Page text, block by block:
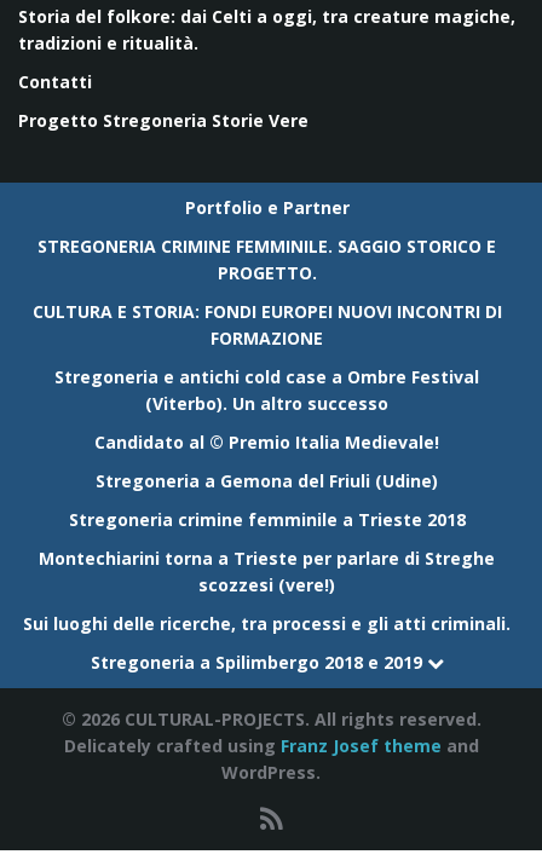
Storia del folkore: dai Celti a oggi, tra creature magiche,
tradizioni e ritualità.
Contatti
Progetto Stregoneria Storie Vere
Portfolio e Partner
STREGONERIA CRIMINE FEMMINILE. SAGGIO STORICO E
PROGETTO.
CULTURA E STORIA: FONDI EUROPEI NUOVI INCONTRI DI
FORMAZIONE
Stregoneria e antichi cold case a Ombre Festival
(Viterbo). Un altro successo
Candidato al © Premio Italia Medievale!
Stregoneria a Gemona del Friuli (Udine)
Stregoneria crimine femminile a Trieste 2018
Montechiarini torna a Trieste per parlare di Streghe
scozzesi (vere!)
Sui luoghi delle ricerche, tra processi e gli atti criminali.
Stregoneria a Spilimbergo 2018 e 2019
© 2026 CULTURAL-PROJECTS. All rights reserved.
Delicately crafted using Franz Josef theme and
WordPress.